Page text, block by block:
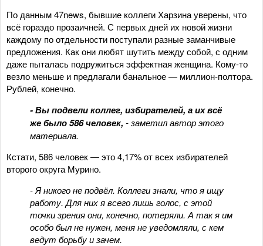
По данным 47news, бывшие коллеги Харзина уверены, что
всё гораздо прозаичней. С первых дней их новой жизни
каждому по отдельности поступали разные заманчивые
предложения. Как они любят шутить между собой, с одним
даже пыталась подружиться эффектная женщина. Кому-то
везло меньше и предлагали банальное — миллион-полтора.
Рублей, конечно.
- Вы подвели коллег, избирателей, а их всё
же было 586 человек, - заметил автор этого
материала.
Кстати, 586 человек — это 4,17% от всех избирателей
второго округа Мурино.
- Я никого не подвёл. Коллеги знали, что я ищу
работу. Для них я всего лишь голос, с этой
точки зрения они, конечно, потеряли. А так я им
особо был не нужен, меня не уведомляли, с кем
ведут борьбу и зачем.